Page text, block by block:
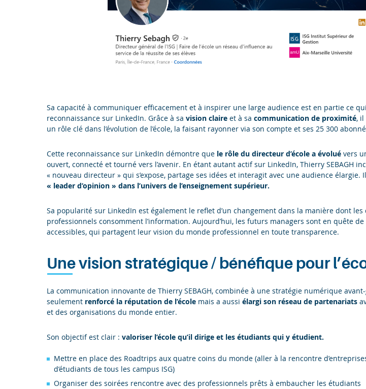
Sa capacité à communiquer efficacement et à inspirer une large audience est en partie ce
reconnaissance sur LinkedIn. Grâce à sa vision claire et à sa communication de proximité,
un rôle clé dans l’évolution de l’école, la faisant rayonner via son compte et ses 25 300
Cette reconnaissance sur LinkedIn démontre que le rôle du directeur d’école a évolué vers
ouvert, connecté et tourné vers l’avenir. En étant autant actif sur LinkedIn, Thierry SEBAGH
« nouveau directeur » qui s’expose, partage ses idées et interagit avec une audience élargie.
« leader d’opinion » dans l’univers de l’enseignement supérieur.
Sa popularité sur LinkedIn est également le reflet d’un changement dans la manière dont
professionnels consomment l’information. Aujourd’hui, les futurs managers sont en quête
accessibles, qui partagent leur vision du monde professionnel en toute transparence.
Une vision stratégique / bénéfique pour
La communication innovante de Thierry SEBAGH, combinée à une stratégie numérique
seulement renforcé la réputation de l’école mais a aussi élargi son réseau de partenariats
et des organisations du monde entier.
Son objectif est clair : valoriser l’école qu’il dirige et les étudiants qui y étudient.
Mettre en place des Roadtrips aux quatre coins du monde (aller à la rencontre
d’étudiants de tous les campus ISG)
Organiser des soirées rencontre avec des professionnels prêts à embaucher les étudiants